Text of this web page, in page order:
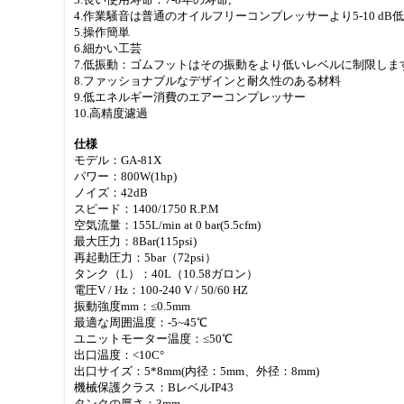
4.作業騒音は普通のオイルフリーコンプレッサーより5-10 dB低
5.操作簡単
6.細かい工芸
7.低振動：ゴムフットはその振動をより低いレベルに制限しま
8.ファッショナブルなデザインと耐久性のある材料
9.低エネルギー消費のエアーコンプレッサー
10.高精度濾過
仕様
モデル：GA-81X
パワー：800W(1hp)
ノイズ：42dB
スピード：1400/1750 R.P.M
空気流量：155L/min at 0 bar(5.5cfm)
最大圧力：8Bar(115psi)
再起動圧力：5bar（72psi）
タンク（L）：40L（10.58ガロン）
電圧V / Hz：100-240 V / 50/60 HZ
振動強度mm：≤0.5mm
最適な周囲温度：-5~45℃
ユニットモーター温度：≤50℃
出口温度：<10C°
出口サイズ：5*8mm(内径：5mm、外径：8mm)
機械保護クラス：BレベルIP43